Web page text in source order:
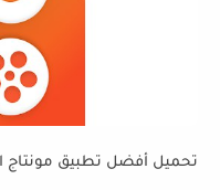
تحميل أفضل تطبيق مونتاج